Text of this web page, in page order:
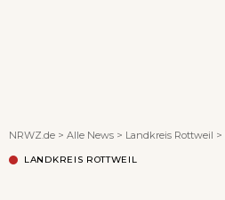
NRWZ.de > Alle News > Landkreis Rottweil >
LANDKREIS ROTTWEIL